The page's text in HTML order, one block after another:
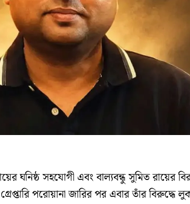
ঘনিষ্ঠ সহযোগী এবং বাল্যবন্ধু সুমিত রায়ের
পরোয়ানা জারির পর এবার তাঁর